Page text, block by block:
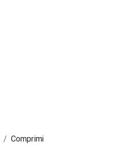
/ Comprimi